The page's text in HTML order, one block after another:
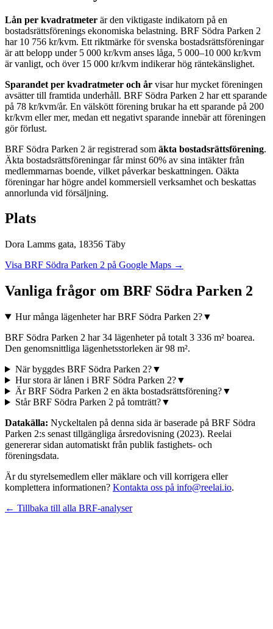
Lån per kvadratmeter är den viktigaste indikatorn på en
bostadsrättsförenings ekonomiska belastning. BRF Södra Parken 2
har 10 756 kr/kvm. Ett riktmärke för svenska bostadsrättsföreningar
är att belopp under 5 000 kr/kvm anses låga, 5 000–10 000 kr/kvm
är vanligt, och över 15 000 kr/kvm indikerar hög räntekänslighet.
Sparandet per kvadratmeter och år visar hur mycket föreningen
avsätter till framtida underhåll. BRF Södra Parken 2 har ett sparande
på 78 kr/kvm/år. En välskött förening brukar ha ett sparande på 200
kr/kvm eller mer, medan ett negativt sparande innebär att föreningen
gör förlust.
BRF Södra Parken 2 är registrerad som äkta bostadsrättsförening.
Äkta bostadsrättsföreningar får minst 60% av sina intäkter från
medlemmarnas boende, vilket påverkar beskattningen. Oäkta
föreningar har högre andel kommersiell verksamhet och beskattas
annorlunda vid försäljning.
Plats
Dora Lamms gata, 18356 Täby
Visa BRF Södra Parken 2 på Google Maps →
Vanliga frågor om BRF Södra Parken 2
Hur många lägenheter har BRF Södra Parken 2?▼
BRF Södra Parken 2 har 34 lägenheter på totalt 3 336 m² boarea.
Den genomsnittliga lägenhetsstorleken är 98 m².
När byggdes BRF Södra Parken 2?▼
Hur stora är lånen i BRF Södra Parken 2?▼
Är BRF Södra Parken 2 en äkta bostadsrättsförening?▼
Står BRF Södra Parken 2 på tomträtt?▼
Datakälla: Nyckeltalen på denna sida är baserade på BRF Södra
Parken 2:s senast tillgängliga årsredovisning (2023). Reelai
genererar sidan automatiskt från publik fastighets- och
föreningsdata.
Är du styrelsemedlem eller mäklare och vill korrigera eller
komplettera informationen? Kontakta oss på info@reelai.io.
← Tillbaka till alla BRF-analyser